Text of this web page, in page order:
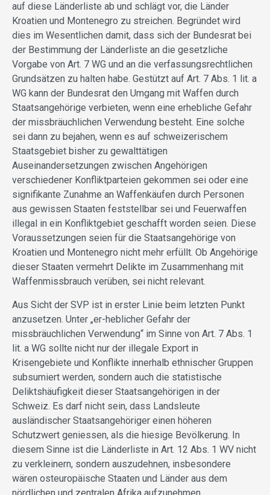
auf diese Länderliste ab und schlägt vor, die Länder
Kroatien und Montenegro zu streichen. Begründet wird
dies im Wesentlichen damit, dass sich der Bundesrat bei
der Bestimmung der Länderliste an die gesetzliche
Vorgabe von Art. 7 WG und an die verfassungsrechtlichen
Grundsätzen zu halten habe. Gestützt auf Art. 7 Abs. 1 lit. a
WG kann der Bundesrat den Umgang mit Waffen durch
Staatsangehörige verbieten, wenn eine erhebliche Gefahr
der missbräuchlichen Verwendung besteht. Eine solche
sei dann zu bejahen, wenn es auf schweizerischem
Staatsgebiet bisher zu gewalttätigen
Auseinandersetzungen zwischen Angehörigen
verschiedener Konfliktparteien gekommen sei oder eine
signifikante Zunahme an Waffenkäufen durch Personen
aus gewissen Staaten feststellbar sei und Feuerwaffen
illegal in ein Konfliktgebiet geschafft worden seien. Diese
Voraussetzungen seien für die Staatsangehörige von
Kroatien und Montenegro nicht mehr erfüllt. Ob Angehörige
dieser Staaten vermehrt Delikte im Zusammenhang mit
Waffenmissbrauch verüben, sei nicht relevant.
Aus Sicht der SVP ist in erster Linie beim letzten Punkt
anzusetzen. Unter „er-heblicher Gefahr der
missbräuchlichen Verwendung“ im Sinne von Art. 7 Abs. 1
lit. a WG sollte nicht nur der illegale Export in
Krisengebiete und Konflikte innerhalb ethnischer Gruppen
subsumiert werden, sondern auch die statistische
Deliktshäufigkeit dieser Staatsangehörigen in der
Schweiz. Es darf nicht sein, dass Landsleute
ausländischer Staatsangehöriger einen höheren
Schutzwert geniessen, als die hiesige Bevölkerung. In
diesem Sinne ist die Länderliste in Art. 12 Abs. 1 WV nicht
zu verkleinern, sondern auszudehnen, insbesondere
wären osteuropäische Staaten und Länder aus dem